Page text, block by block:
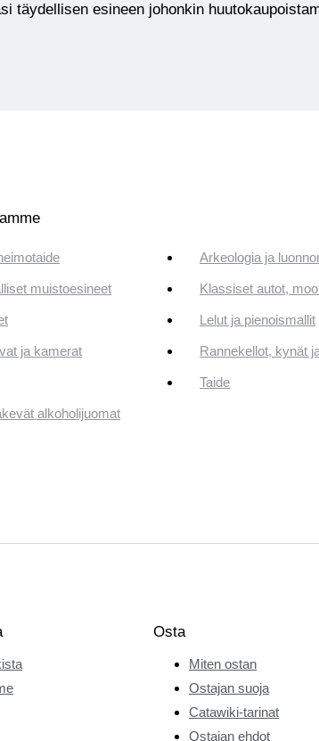
täydellisen esineen johonkin
Arkeologia ja
muistoesineet Klassiset autot,
Lelut ja pienoismallit
ja kamerat Rannekellot, kynät
Taide
alkoholijuomat
Osta
Miten ostan
Ostajan suoja
Catawiki-tarinat
Ostajan ehdot